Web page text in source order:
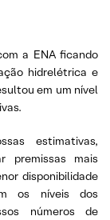
a ENA ficando
hidrelétrica e
em um nível
estimativas,
premissas mais
disponibilidade
os níveis dos
números de